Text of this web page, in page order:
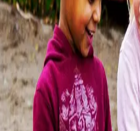
Forfatterne forteller også om
om spennende
opp en boksamling eller et
hvordan samarbeid internt i
med foreldre, skoler og
kulturen for leseglede.
Lesegledenøklene har vært
utvalgte barnehager
rekke autentiske eksempler
smarte tips.